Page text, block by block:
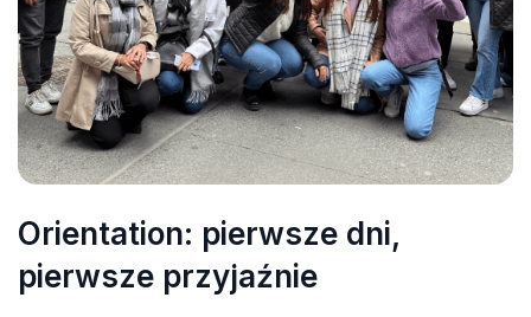
Orientation: pierwsze dni,
pierwsze przyjaźnie